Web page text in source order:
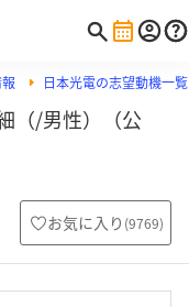
日本光電の志望動機一覧
（/男性）（公
お気に入り (9769)